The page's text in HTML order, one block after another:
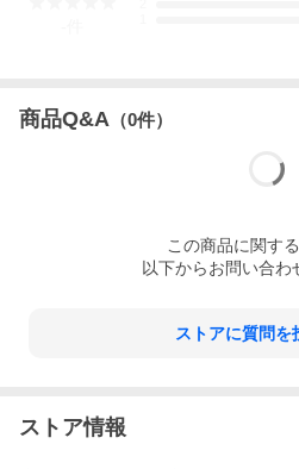
商品Q&A （0件）
この商品に関す
以下からお問い合わ
ストアに質問を
ストア情報